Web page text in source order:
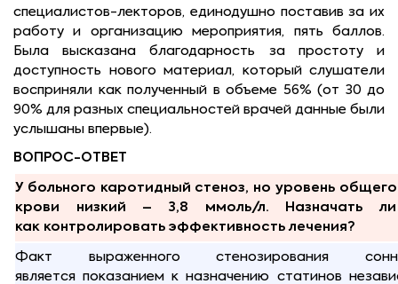
специалистов-лекторов, единодушно поставив за их
работу и организацию мероприятия, пять баллов.
Была высказана благодарность за простоту и
доступность нового материал, который слушатели
восприняли как полученный в объеме 56% (от 30 до
90% для разных специальностей врачей данные были
услышаны впервые).
ВОПРОС-ОТВЕТ
У больного каротидный стеноз, но уровень
крови низкий – 3,8 ммоль/л. Назначать
как контролировать эффективность лечения?
Факт выраженного стенозирования
является показанием к назначению статинов